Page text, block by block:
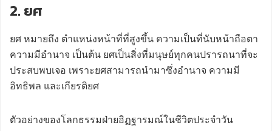
2. ยศ
ยศ หมายถึง ตำแหน่งหน้าที่ที่สูงขึ้น ความเป็นที่นับหน้าถือตา
ความมีอำนาจ เป็นต้น ยศเป็นสิ่งที่มนุษย์ทุกคนปรารถนาที่จะ
ประสบพบเจอ เพราะยศสามารถนำมาซึ่งอำนาจ ความมี
อิทธิพล และเกียรติยศ
ตัวอย่างของโลกธรรมฝ่ายอิฏฐารมณ์ในชีวิตประจำวัน